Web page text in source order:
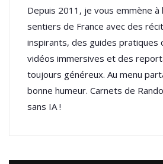
Depuis 2011, je vous emmène
sentiers de France avec des
inspirants, des guides pratiques
vidéos immersives et des
toujours généreux. Au menu
bonne humeur. Carnets de
sans IA !